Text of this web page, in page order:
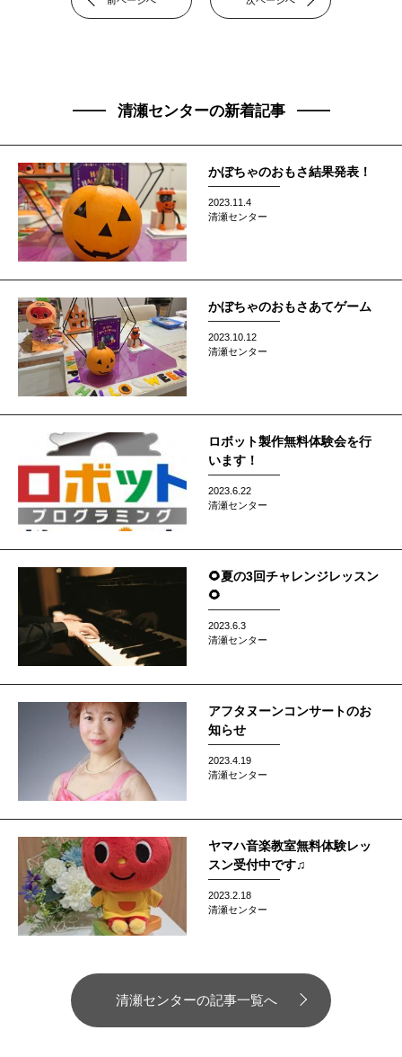
清瀬センターの新着記事
かぼちゃのおもさ結果発表！
2023.11.4
清瀬センター
かぼちゃのおもさあてゲーム
2023.10.12
清瀬センター
ロボット製作無料体験会を行
います！
2023.6.22
清瀬センター
🌻夏の3回チャレンジレッスン
🌻
2023.6.3
清瀬センター
アフタヌーンコンサートのお
知らせ
2023.4.19
清瀬センター
ヤマハ音楽教室無料体験レッ
スン受付中です♫
2023.2.18
清瀬センター
清瀬センターの記事一覧へ